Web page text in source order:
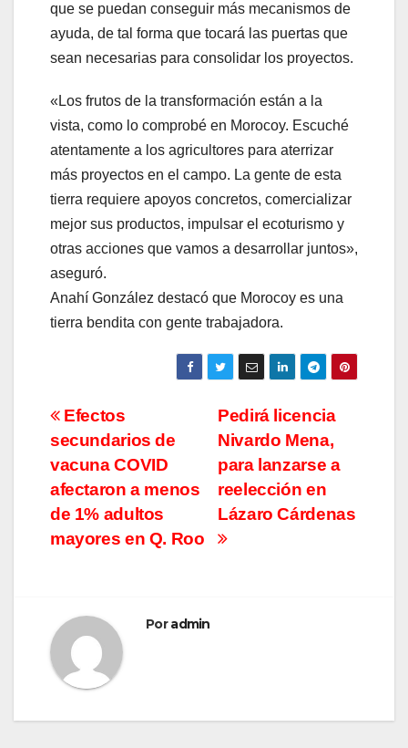
que se puedan conseguir más mecanismos de
ayuda, de tal forma que tocará las puertas que
sean necesarias para consolidar los proyectos.
«Los frutos de la transformación están a la
vista, como lo comprobé en Morocoy. Escuché
atentamente a los agricultores para aterrizar
más proyectos en el campo. La gente de esta
tierra requiere apoyos concretos, comercializar
mejor sus productos, impulsar el ecoturismo y
otras acciones que vamos a desarrollar juntos»,
aseguró.
Anahí González destacó que Morocoy es una
tierra bendita con gente trabajadora.
Navegación
de
entradas
Pedirá licencia
Nivardo Mena,
para lanzarse a
reelección en
Lázaro Cárdenas
Efectos
secundarios de
vacuna COVID
afectaron a menos
de 1% adultos
mayores en Q. Roo
Poradmin